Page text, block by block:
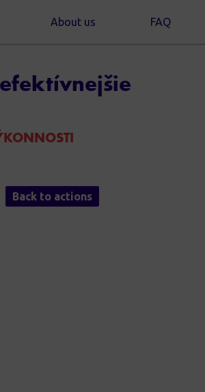
About us FAQ
Back to actions